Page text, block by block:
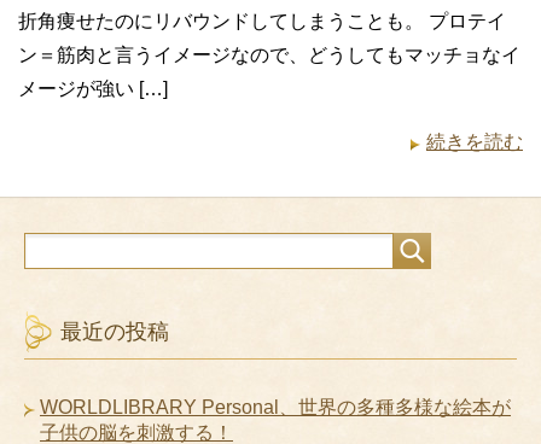
折角痩せたのにリバウンドしてしまうことも。 プロテイ
ン＝筋肉と言うイメージなので、どうしてもマッチョなイ
メージが強い […]
続きを読む
最近の投稿
WORLDLIBRARY Personal、世界の多種多様な絵本が
子供の脳を刺激する！